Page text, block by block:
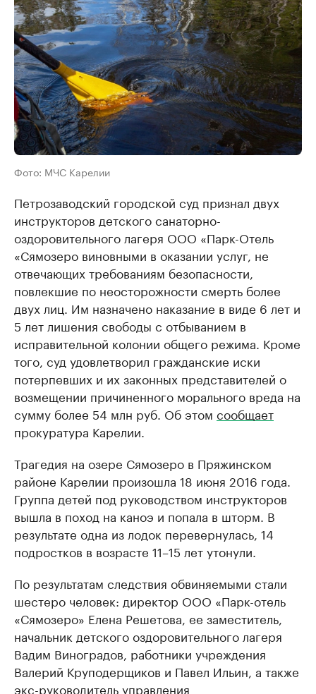
Фото: МЧС Карелии
Петрозаводский городской суд признал двух
инструкторов детского санаторно-
оздоровительного лагеря ООО «Парк-Отель
«Сямозеро виновными в оказании услуг, не
отвечающих требованиям безопасности,
повлекшие по неосторожности смерть более
двух лиц. Им назначено наказание в виде 6 лет и
5 лет лишения свободы с отбыванием в
исправительной колонии общего режима. Кроме
того, суд удовлетворил гражданские иски
потерпевших и их законных представителей о
возмещении причиненного морального вреда на
сумму более 54 млн руб. Об этом сообщает
прокуратура Карелии.
Трагедия на озере Сямозеро в Пряжинском
районе Карелии произошла 18 июня 2016 года.
Группа детей под руководством инструкторов
вышла в поход на каноэ и попала в шторм. В
результате одна из лодок перевернулась, 14
подростков в возрасте 11–15 лет утонули.
По результатам следствия обвиняемыми стали
шестеро человек: директор ООО «Парк-отель
«Сямозеро» Елена Решетова, ее заместитель,
начальник детского оздоровительного лагеря
Вадим Виноградов, работники учреждения
Валерий Круподерщиков и Павел Ильин, а также
экс-руководитель управления